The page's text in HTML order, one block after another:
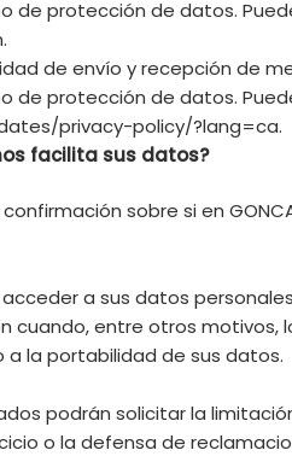
de protección de datos.
de envío y recepción
de protección de datos.
privacy-policy/?lang=ca.
facilita sus datos?
sobre si en
a sus datos
cuando, entre otros
la portabilidad de sus datos.
podrán solicitar la
o la defensa de